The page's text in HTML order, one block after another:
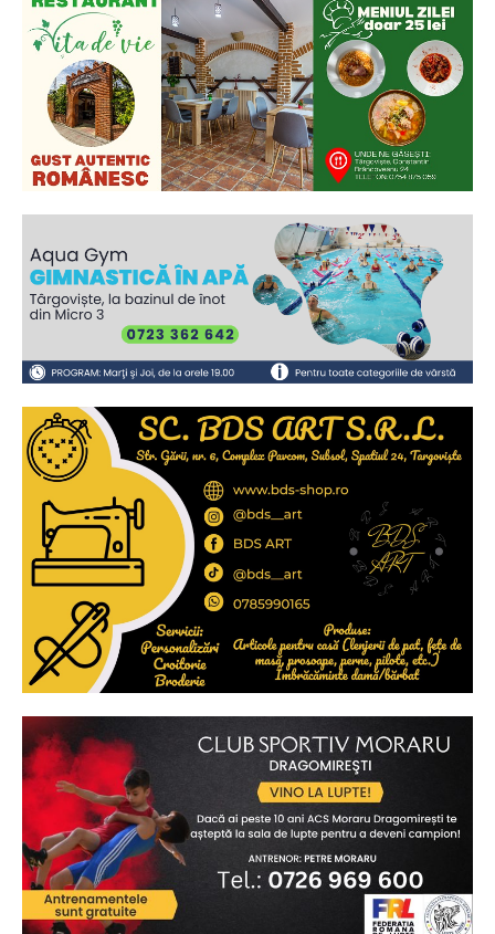
Ionuț Parghel
2de 2